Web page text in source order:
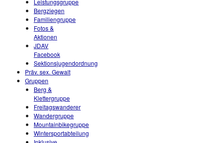
Leistungsgruppe
Bergziegen
Familiengruppe
Fotos &
Aktionen
JDAV
Facebook
Sektionsjugendordnung
Präv. sex. Gewalt
Gruppen
Berg &
Klettergruppe
Freitagswanderer
Wandergruppe
Mountainbikegruppe
Wintersportabteilung